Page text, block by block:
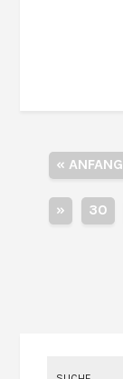
« ANFANG
» 30